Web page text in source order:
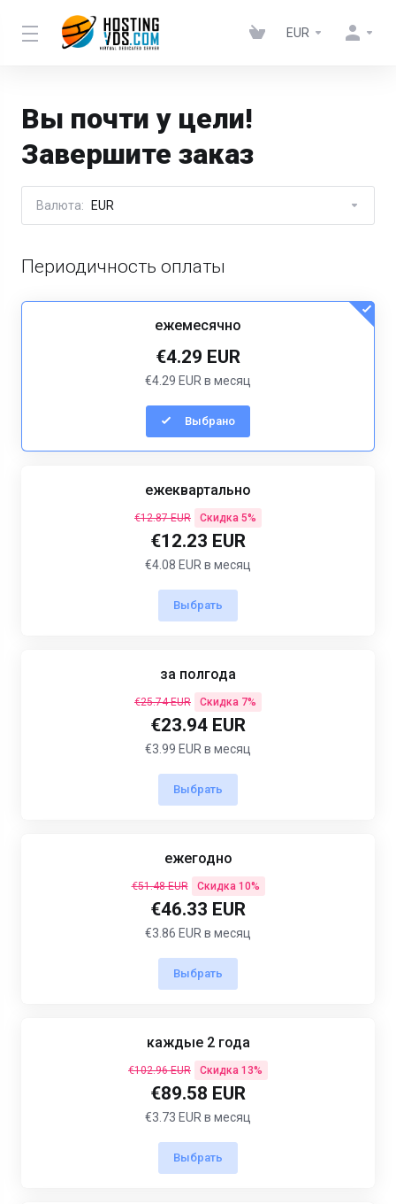
EUR
Вы почти у цели!
Завершите заказ
Валюта: EUR
Периодичность оплаты
ежемесячно
€4.29 EUR
€4.29 EUR в месяц
Выбрано
ежеквартально
€12.87 EUR Скидка 5%
€12.23 EUR
€4.08 EUR в месяц
Выбрать
за полгода
€25.74 EUR Скидка 7%
€23.94 EUR
€3.99 EUR в месяц
Выбрать
ежегодно
€51.48 EUR Скидка 10%
€46.33 EUR
€3.86 EUR в месяц
Выбрать
каждые 2 года
€102.96 EUR Скидка 13%
€89.58 EUR
€3.73 EUR в месяц
Выбрать